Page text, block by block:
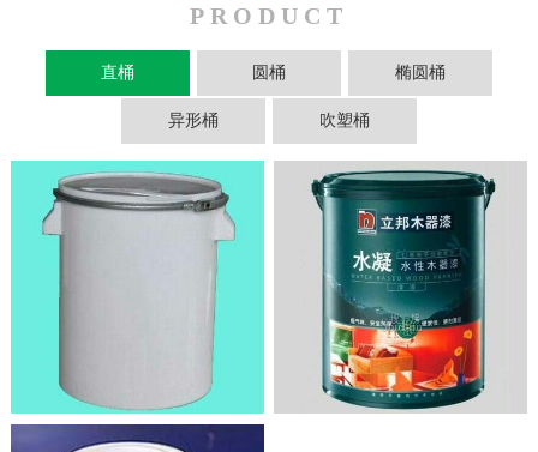
PRODUCT
直桶 圆桶 椭圆桶
异形桶 吹塑桶